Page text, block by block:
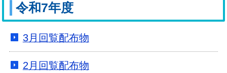
令和7年度
3月回覧配布物
2月回覧配布物